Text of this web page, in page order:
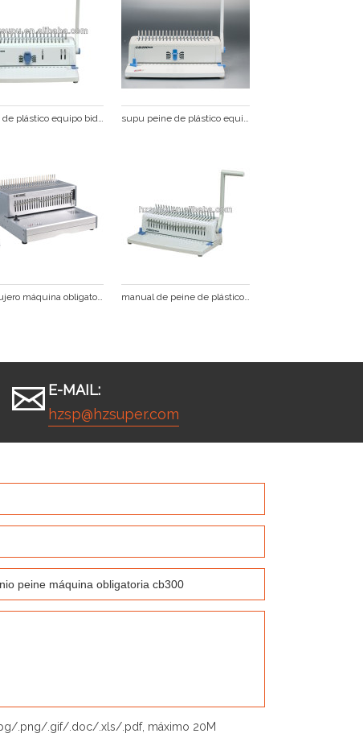
peine de plástico equipo bidning supu peine de plástico equipo de la carpeta
21 agujero máquina obligatoria del peine cb300e manual de peine de plástico vinculante máquina
E-MAIL:
hzsp@hzsuper.com
.png/.gif/.doc/.xls/.pdf, máximo 20M